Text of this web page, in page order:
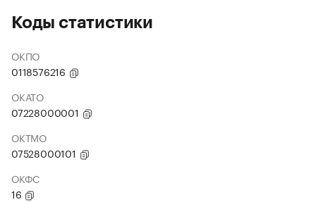
Коды статистики
ОКПО
0118576216
ОКАТО
07228000001
ОКТМО
07528000101
ОКФС
16